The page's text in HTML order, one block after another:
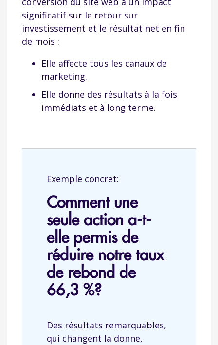
significatif sur le retour sur
investissement et le résultat net en fin
de mois :
Elle affecte tous les canaux de
marketing.
Elle donne des résultats à la fois
immédiats et à long terme.
Exemple concret:
Comment une
seule action a-t-
elle permis de
réduire notre taux
de rebond de
66,3 %?
Des résultats remarquables,
qui changent la donne,